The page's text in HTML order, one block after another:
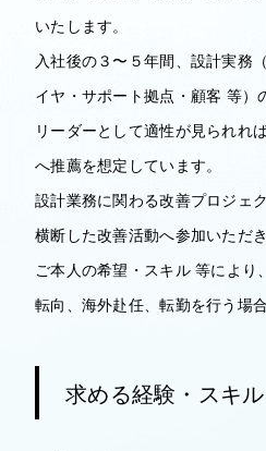
いたします。
入社後の３〜５年間、設計実務
イヤ・サポート拠点・顧客 等）
リーダーとして適性が見られれ
へ推薦を想定しています。
設計業務に関わる改善プロジェ
横断した改善活動へ参加いただき
ご本人の希望・スキル 等により
転向、海外赴任、転勤を行う場
求める経験・スキル